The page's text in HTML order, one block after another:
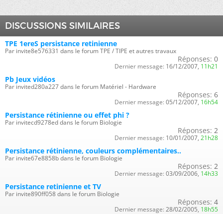
DISCUSSIONS SIMILAIRES
TPE 1ereS persistance retinienne
Par invite8e576331 dans le forum TPE / TIPE et autres travaux
Réponses: 0
Dernier message: 16/12/2007, 11h21
Pb Jeux vidéos
Par invited280a227 dans le forum Matériel - Hardware
Réponses: 6
Dernier message: 05/12/2007, 16h54
Persistance rétinienne ou effet phi ?
Par invitecd9278ed dans le forum Biologie
Réponses: 2
Dernier message: 10/01/2007, 21h28
Persistance rétinienne, couleurs complémentaires..
Par invite67e8858b dans le forum Biologie
Réponses: 2
Dernier message: 03/09/2006, 14h33
Persistance retinienne et TV
Par invite890ff058 dans le forum Biologie
Réponses: 4
Dernier message: 28/02/2005, 18h55